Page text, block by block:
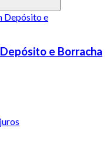
e Borracha